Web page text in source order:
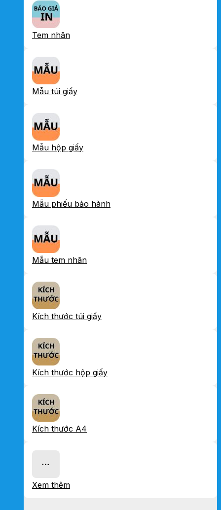
Tem nhãn
Mẫu túi giấy
Mẫu hộp giấy
Mẫu phiếu bảo hành
Mẫu tem nhãn
Kích thước túi giấy
Kích thước hộp giấy
Kích thước A4
Xem thêm